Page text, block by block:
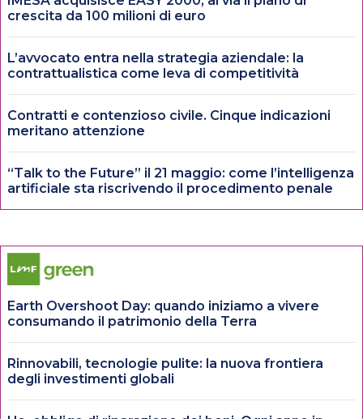
crescita da 100 milioni di euro
L’avvocato entra nella strategia aziendale: la
contrattualistica come leva di competitività
Contratti e contenzioso civile. Cinque indicazioni
meritano attenzione
“Talk to the Future” il 21 maggio: come l’intelligenza
artificiale sta riscrivendo il procedimento penale
Earth Overshoot Day: quando iniziamo a vivere
consumando il patrimonio della Terra
Rinnovabili, tecnologie pulite: la nuova frontiera
degli investimenti globali